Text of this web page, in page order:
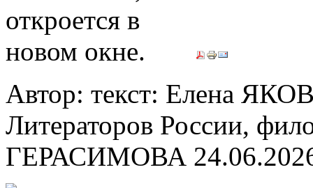
Автор: текст: Елена
Литераторов России,
ГЕРАСИМОВА